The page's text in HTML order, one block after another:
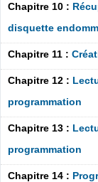
Chapitre 10 :
disquette
Chapitre 11 :
Chapitre 12 :
programmation
Chapitre 13 :
programmation
Chapitre 14 :